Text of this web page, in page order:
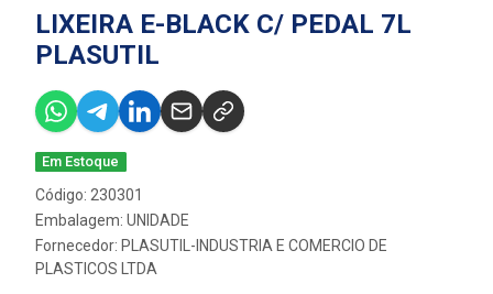
LIXEIRA E-BLACK C/ PEDAL 7L
PLASUTIL
Em Estoque
Código: 230301
Embalagem: UNIDADE
Fornecedor: PLASUTIL-INDUSTRIA E COMERCIO DE
PLASTICOS LTDA